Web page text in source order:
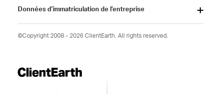
Données d’immatriculation de l’entreprise
©Copyright 2008 - 2026 ClientEarth. All rights reserved.